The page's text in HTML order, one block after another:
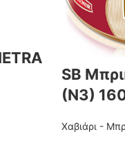
SB
(Ν3)
Χαβιάρι -